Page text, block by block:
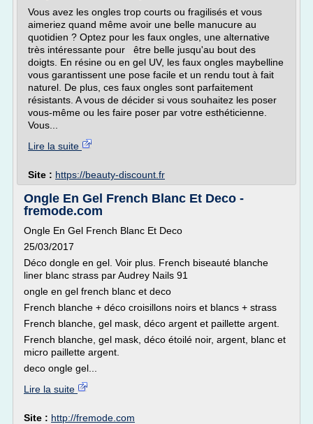
Vous avez les ongles trop courts ou fragilisés et vous
aimeriez quand même avoir une belle manucure au
quotidien ? Optez pour les faux ongles, une alternative
très intéressante pour être belle jusqu'au bout des
doigts. En résine ou en gel UV, les faux ongles maybelline
vous garantissent une pose facile et un rendu tout à fait
naturel. De plus, ces faux ongles sont parfaitement
résistants. A vous de décider si vous souhaitez les poser
vous-même ou les faire poser par votre esthéticienne.
Vous...
Lire la suite
Site : https://beauty-discount.fr
Ongle En Gel French Blanc Et Deco -
fremode.com
Ongle En Gel French Blanc Et Deco
25/03/2017
Déco dongle en gel. Voir plus. French biseauté blanche
liner blanc strass par Audrey Nails 91
ongle en gel french blanc et deco
French blanche + déco croisillons noirs et blancs + strass
French blanche, gel mask, déco argent et paillette argent.
French blanche, gel mask, déco étoilé noir, argent, blanc et
micro paillette argent.
deco ongle gel...
Lire la suite
Site : http://fremode.com